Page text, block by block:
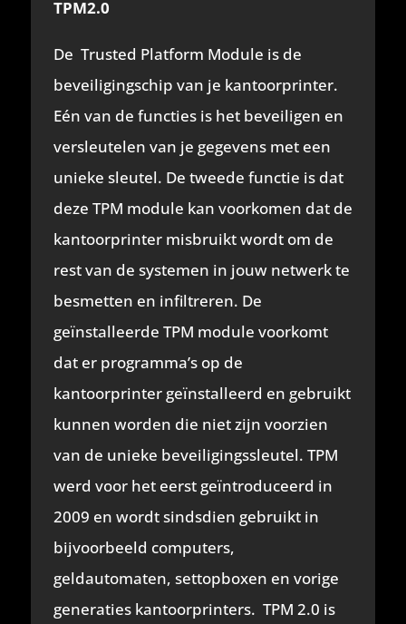
TPM2.0
De Trusted Platform Module is de
beveiligingschip van je kantoorprinter.
Eén van de functies is het beveiligen en
versleutelen van je gegevens met een
unieke sleutel. De tweede functie is dat
deze TPM module kan voorkomen dat de
kantoorprinter misbruikt wordt om de
rest van de systemen in jouw netwerk te
besmetten en infiltreren. De
geïnstalleerde TPM module voorkomt
dat er programma’s op de
kantoorprinter geïnstalleerd en gebruikt
kunnen worden die niet zijn voorzien
van de unieke beveiligingssleutel. TPM
werd voor het eerst geïntroduceerd in
2009 en wordt sindsdien gebruikt in
bijvoorbeeld computers,
geldautomaten, settopboxen en vorige
generaties kantoorprinters. TPM 2.0 is